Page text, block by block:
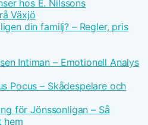
hos E. Nilssons
Växjö
din familj? – Regler, pris
Intiman – Emotionell Analys
Pocus – Skådespelare och
för Jönssonligan – Så
hem